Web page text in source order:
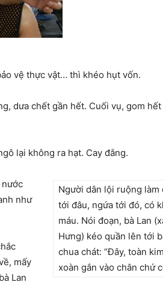
vệ thực vật… thì khéo hụt vốn.
dưa chết gần hết. Cuối vụ, gom
lại không ra hạt. Cay đắng.
Người dân lội ruộng làm
tới đâu, ngứa tới đó, có
máu. Nói đoạn, bà Lan
Hưng) kéo quần lên tới
chua chát: “Đây, toàn
xoàn gắn vào chân chứ
nước
như
mấy
Lan